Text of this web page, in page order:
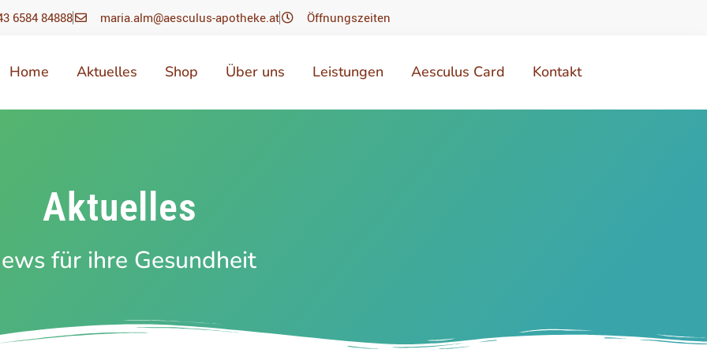
6584 84888 maria.alm@aesculus-apotheke.at Öffnungszeiten
Home Aktuelles Shop Über uns Leistungen Aesculus Card Kontakt
Aktuelles
für ihre Gesundheit